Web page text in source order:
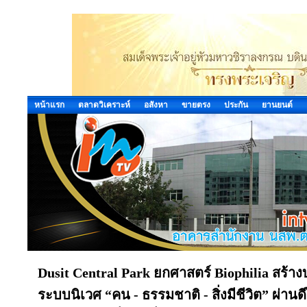
หน้าแรก ตลาดวิเคราะห์ อสังหา ขายตรง ประกัน ยานยนต์
Dusit Central Park ยกศาสตร์ Biophilia สร้า
ระบบนิเวศ “คน - ธรรมชาติ - สิ่งมีชีวิต” ผ่าน